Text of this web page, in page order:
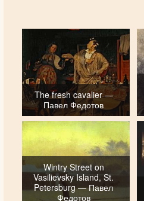
The fresh cavalier —
Павел Федотов
Wintry Street on
Vasilievsky Island, St.
Petersburg — Павел
Федотов